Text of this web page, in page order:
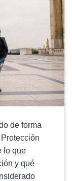
de forma
lo que
y qué